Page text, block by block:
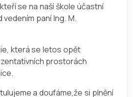
se na naší škole účastní
paní Ing. M.
která se letos opět
prostorách
a doufáme,že si plnění